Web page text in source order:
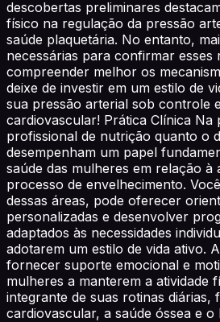
descobertas preliminares
físico na regulação da pressão
saúde plaquetária. No entanto,
necessárias para confirmar esses
compreender melhor os
deixe de investir em um estilo de
sua pressão arterial sob controle
cardiovascular! Prática Clínica Na
profissional de nutrição quanto o
desempenham um papel
saúde das mulheres em relação à
processo de envelhecimento.
dessas áreas, pode oferecer
personalizadas e desenvolver
adaptados às necessidades
adotarem um estilo de vida ativo.
fornecer suporte emocional e
mulheres a manterem a atividade
integrante de suas rotinas diárias,
cardiovascular, a saúde óssea e o